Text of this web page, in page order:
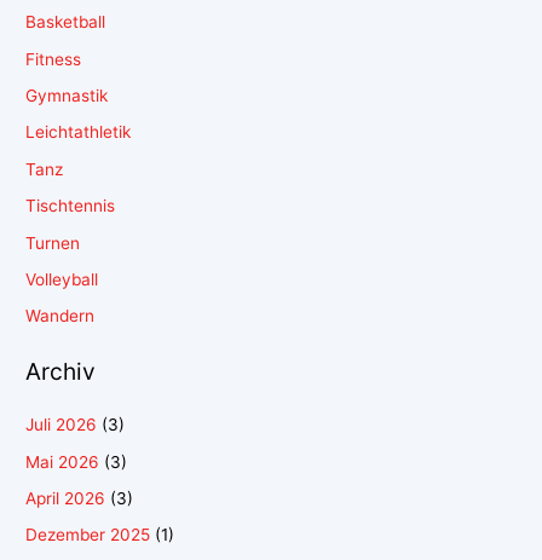
Basketball
Fitness
Gymnastik
Leichtathletik
Tanz
Tischtennis
Turnen
Volleyball
Wandern
Archiv
Juli 2026 (3)
Mai 2026 (3)
April 2026 (3)
Dezember 2025 (1)